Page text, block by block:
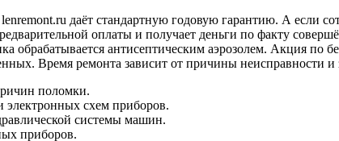
даёт стандартную годовую гарантию. А если
оплаты и получает деньги по факту
обрабатывается антисептическим аэрозолем. Акция
Время ремонта зависит от причины неисправности и
поломки.
электронных схем приборов.
системы машин.
приборов.